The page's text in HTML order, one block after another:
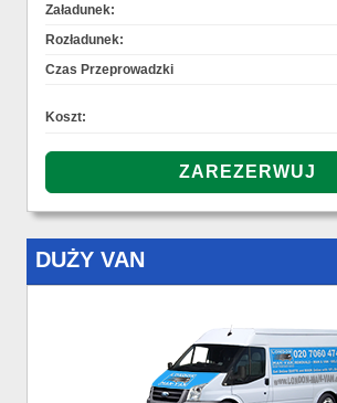
Załadunek:
Rozładunek:
Czas Przeprowadzki
Koszt:
DUŻY VAN